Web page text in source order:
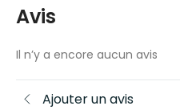
Avis
Il n’y a encore aucun avis
Ajouter un avis